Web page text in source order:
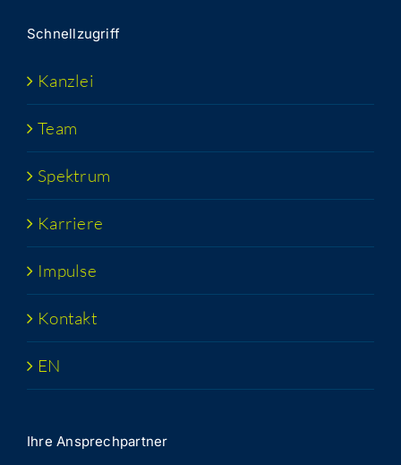
Schnell­zu­griff
Kanz­lei
Team
Spek­trum
Kar­rie­re
Impul­se
Kon­takt
EN
Ihre Ansprech­part­ner